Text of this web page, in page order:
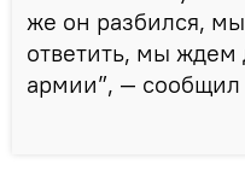
же он разбился,
ответить, мы
армии”, — сообщил